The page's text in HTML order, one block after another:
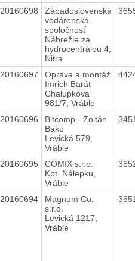
20160698
Západoslovenská
vodárenská
spoločnosť
Nábrežie za
hydrocentrálou 4,
Nitra
20160697
Oprava a montáž
Imrich Barát
Chalupkova
981/7, Vráble
20160696
Bitcomp - Zoltán
Bako
Levická 579,
Vráble
20160695
COMIX s.r.o.
Kpt. Nálepku,
Vráble
20160694
Magnum Co,
s.r.o.
Levická 1217,
Vráble